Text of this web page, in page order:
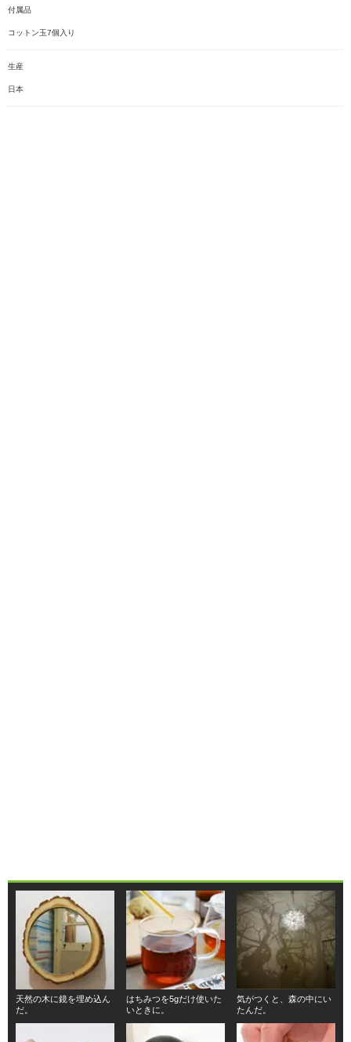
付属品
コットン玉7個入り
生産
日本
天然の木に鏡を埋め込ん
だ。
はちみつを5gだけ使いた
いときに。
気がつくと、森の中にい
たんだ。